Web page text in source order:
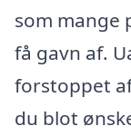
som mange
få gavn af.
forstoppet
du blot